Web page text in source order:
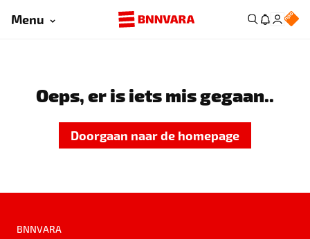
Menu
Oeps, er is iets mis gegaan..
Doorgaan naar de homepage
BNNVARA